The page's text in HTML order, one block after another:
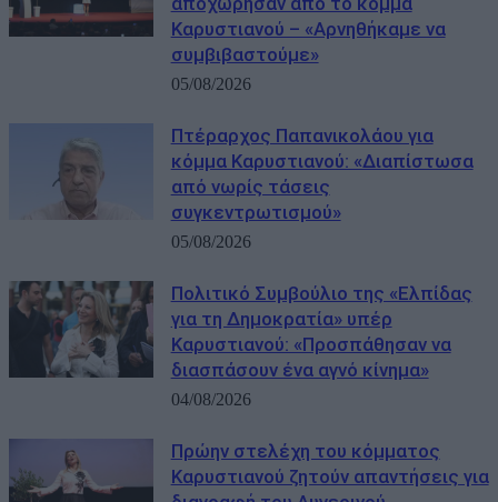
Καρυστιανού – «Αρνηθήκαμε να
συμβιβαστούμε»
05/08/2026
Πτέραρχος Παπανικολάου για
κόμμα Καρυστιανού: «Διαπίστωσα
από νωρίς τάσεις
συγκεντρωτισμού»
05/08/2026
Πολιτικό Συμβούλιο της «Ελπίδας
για τη Δημοκρατία» υπέρ
Καρυστιανού: «Προσπάθησαν να
διασπάσουν ένα αγνό κίνημα»
04/08/2026
Πρώην στελέχη του κόμματος
Καρυστιανού ζητούν απαντήσεις για